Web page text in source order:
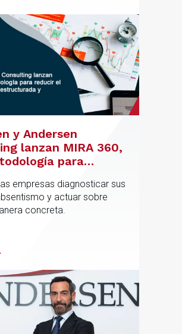
y Andersen
lanzan MIRA 360,
para
absentismo de
y
empresas diagnosticar sus
y actuar sobre
concreta.